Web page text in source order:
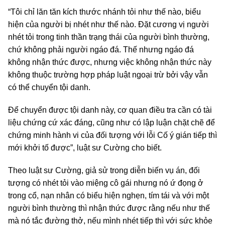
“Tôi chỉ lăn tăn kích thước nhánh tỏi như thế nào, biểu
hiện của người bị nhét như thế nào. Đặt cương vị người
nhét tỏi trong tinh thần trạng thái của người bình thường,
chứ không phải người ngáo đá. Thế nhưng ngáo đá
không nhận thức được, nhưng việc không nhận thức này
không thuộc trường hợp pháp luật ngoại trừ bởi vậy vẫn
có thể chuyển tội danh.
Để chuyển được tội danh này, cơ quan điều tra cần có tài
liệu chứng cứ xác đáng, cũng như có lập luận chặt chẽ để
chứng minh hành vi của đối tượng với lỗi Cố ý gián tiếp thì
mới khởi tố được”, luật sư Cường cho biết.
Theo luật sư Cường, giả sử trong diễn biến vụ án, đối
tượng có nhét tỏi vào miệng cô gái nhưng nó ứ đọng ở
trong cổ, nạn nhân có biểu hiện nghẹn, tím tái và với một
người bình thường thì nhận thức được rằng nếu như thế
mà nó tắc đường thở, nếu mình nhét tiếp thì với sức khỏe